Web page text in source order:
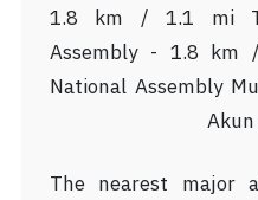
1.8 km / 1.1 mi
Assembly - 1.8 km
National Assembly
The nearest major